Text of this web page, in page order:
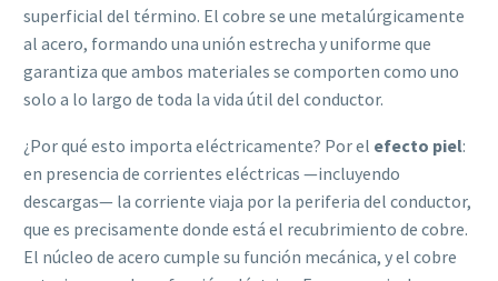
superficial del término. El cobre se une metalúrgicamente
al acero, formando una unión estrecha y uniforme que
garantiza que ambos materiales se comporten como uno
solo a lo largo de toda la vida útil del conductor.
¿Por qué esto importa eléctricamente? Por el efecto piel:
en presencia de corrientes eléctricas —incluyendo
descargas— la corriente viaja por la periferia del conductor,
que es precisamente donde está el recubrimiento de cobre.
El núcleo de acero cumple su función mecánica, y el cobre